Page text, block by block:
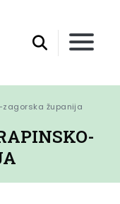
županija